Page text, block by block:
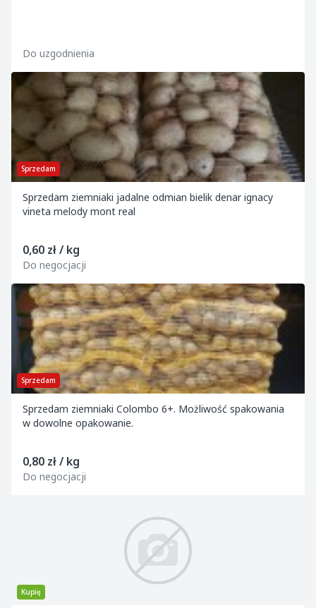
Do uzgodnienia
Sprzedam
Sprzedam ziemniaki jadalne odmian bielik denar ignacy
vineta melody mont real
0,60 zł / kg
Do negocjacji
Sprzedam
Sprzedam ziemniaki Colombo 6+. Możliwość spakowania
w dowolne opakowanie.
0,80 zł / kg
Do negocjacji
Kupię